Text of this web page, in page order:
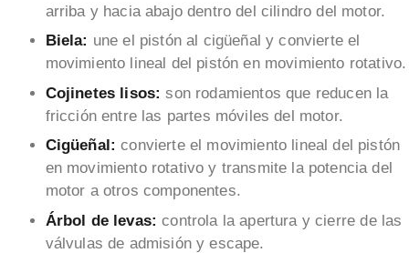
arriba y hacia abajo dentro del cilindro del motor.
Biela: une el pistón al cigüeñal y convierte el
movimiento lineal del pistón en movimiento rotativo.
Cojinetes lisos: son rodamientos que reducen la
fricción entre las partes móviles del motor.
Cigüeñal: convierte el movimiento lineal del pistón
en movimiento rotativo y transmite la potencia del
motor a otros componentes.
Árbol de levas: controla la apertura y cierre de las
válvulas de admisión y escape.